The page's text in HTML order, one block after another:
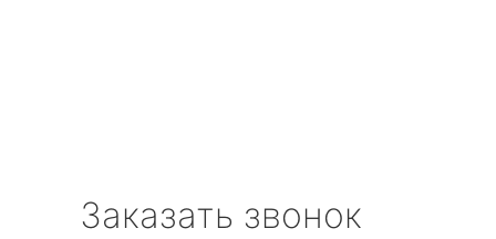
Заказать звонок